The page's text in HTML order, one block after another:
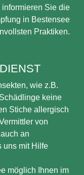
informieren Sie die
in Bestensee
Praktiken.
wie z.B.
keine
Stiche allergisch
von
an
uns mit Hilfe
möglich Ihnen im